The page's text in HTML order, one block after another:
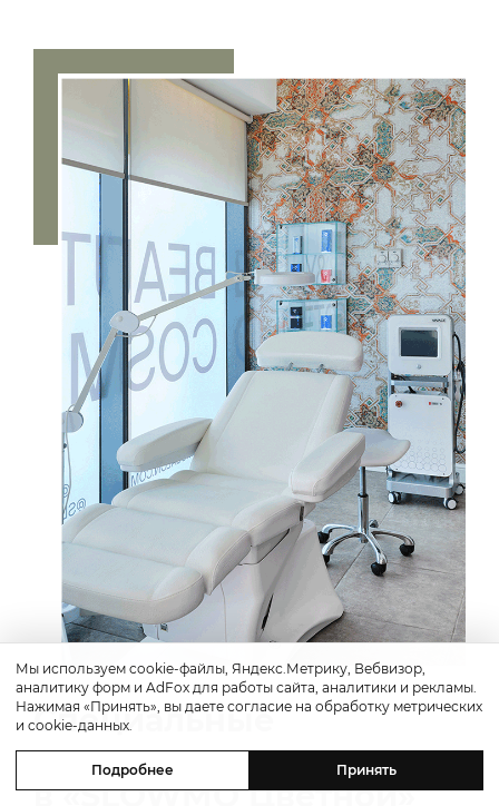
Специальные
предложения
в «SLOWMO Цветной»
Мы используем cookie-файлы, Яндекс.Метрику, Вебвизор,
аналитику форм и AdFox для работы сайта, аналитики и рекламы.
Нажимая «Принять», вы даете согласие на обработку метрических
и cookie-данных.
Подробнее Принять